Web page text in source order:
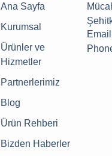
Ana Sayfa
Kurumsal
Ürünler ve
Hizmetler
Partnerlerimiz
Blog
Ürün Rehberi
Bizden Haberler